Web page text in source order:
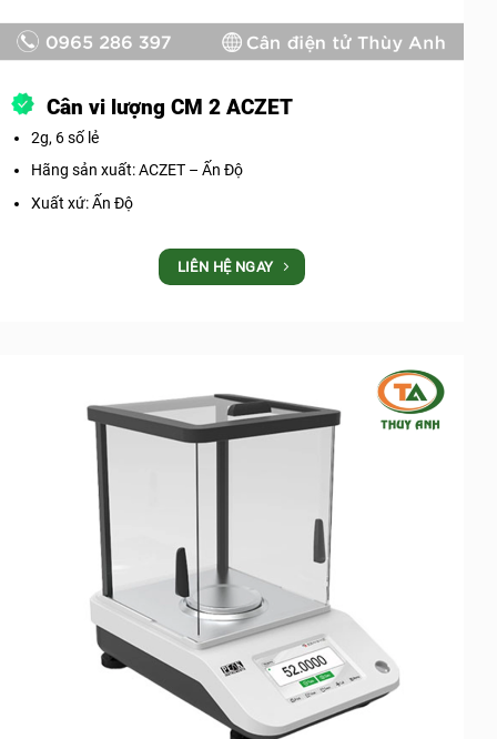
Cân vi lượng CM 2 ACZET
2g, 6 số lẻ
Hãng sản xuất: ACZET – Ấn Độ
Xuất xứ: Ấn Độ
LIÊN HỆ NGAY